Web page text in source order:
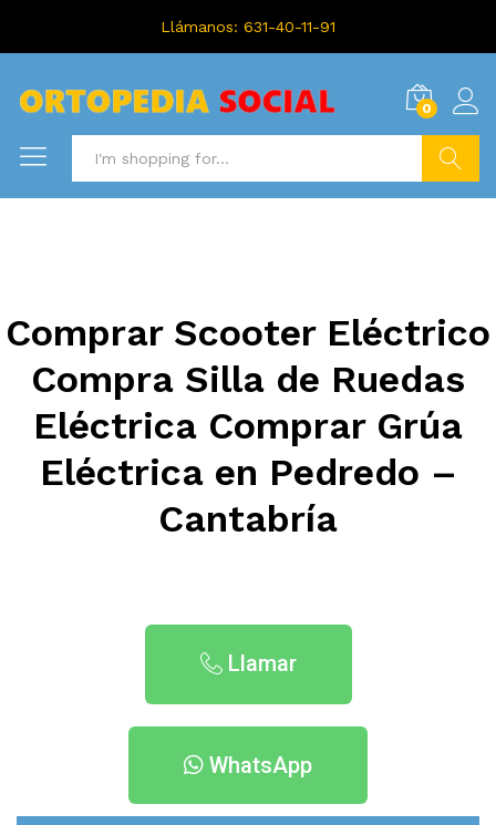
Llámanos: 631-40-11-91
0
Comprar Scooter Eléctrico
Compra Silla de Ruedas
Eléctrica Comprar Grúa
Eléctrica en Pedredo –
Cantabría
Llamar
WhatsApp